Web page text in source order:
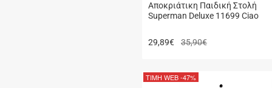
Αποκριάτικη Παιδική Στολή
Superman Deluxe 11699 Ciao
29,89€ 35,90€
ΤΙΜΗ WEB-47%